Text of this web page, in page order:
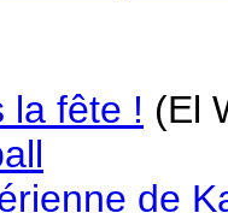
la fête ! (El
de